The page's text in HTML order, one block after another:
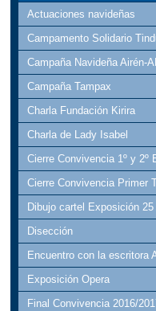
Actuaciones navideñas
Campamento Solidario
Campaña Navideña Airén-
Campaña Tampax
Charla Fundación Kirira
Charla de Lady Isabel
Cierre Convivencia 1º y 2º
Cierre Convivencia Primer
Dibujo cartel Exposición
Disección
Encuentro con la escritora
Exposición Opera
Final Convivencia 2016/